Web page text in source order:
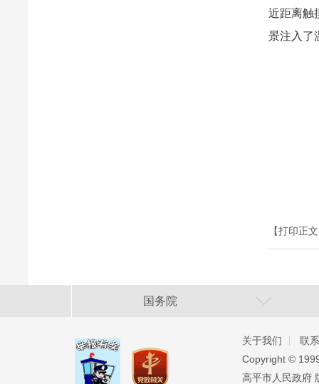
近距离触
景注入了
【打印正
国务院
关于我们
联
Copyright ©️
高平市人民政府